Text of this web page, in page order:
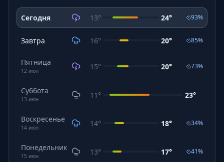
Сегодня 13° 24° 93%
Завтра 16° 20° 85%
Пятница
12 июн 15° 20° 73%
Суббота
13 июн 11 ° 23°
Воскресенье
14 июн 14° 18° 34%
Понедельник
15 июн 13° 17° 41%